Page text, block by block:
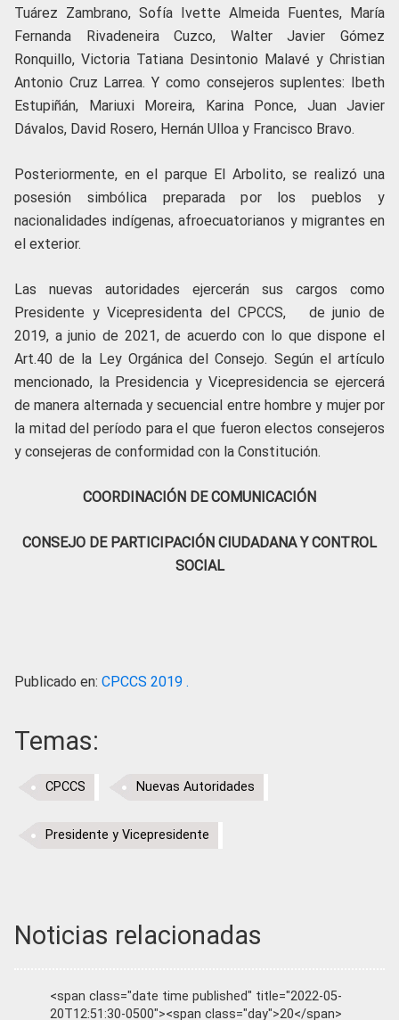
Tuárez Zambrano, Sofía Ivette Almeida Fuentes, María
Fernanda Rivadeneira Cuzco, Walter Javier Gómez
Ronquillo, Victoria Tatiana Desintonio Malavé y Christian
Antonio Cruz Larrea. Y como consejeros suplentes: Ibeth
Estupiñán, Mariuxi Moreira, Karina Ponce, Juan Javier
Dávalos, David Rosero, Hernán Ulloa y Francisco Bravo.
Posteriormente, en el parque El Arbolito, se realizó una
posesión simbólica preparada por los pueblos y
nacionalidades indígenas, afroecuatorianos y migrantes en
el exterior.
Las nuevas autoridades ejercerán sus cargos como
Presidente y Vicepresidenta del CPCCS, de junio de
2019, a junio de 2021, de acuerdo con lo que dispone el
Art.40 de la Ley Orgánica del Consejo. Según el artículo
mencionado, la Presidencia y Vicepresidencia se ejercerá
de manera alternada y secuencial entre hombre y mujer por
la mitad del período para el que fueron electos consejeros
y consejeras de conformidad con la Constitución.
COORDINACIÓN DE COMUNICACIÓN
CONSEJO DE PARTICIPACIÓN CIUDADANA Y CONTROL
SOCIAL
Publicado en: CPCCS 2019 .
Temas:
CPCCS Nuevas Autoridades
Presidente y Vicepresidente
Noticias relacionadas
<span class="date time published" title="2022-05-
20T12:51:30-0500"><span class="day">20</span>